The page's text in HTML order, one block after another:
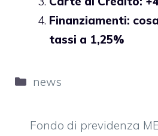
Finanziamenti:
tassi a 1,25%
Categorie
news
Fondo di previdenza